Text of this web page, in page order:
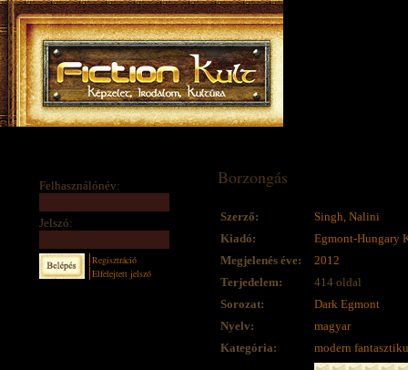
Felhasználónév:
Jelszó:
Regisztráció
Elfelejtett jelszó
Borzongás
Szerző:
Singh, Nalini
Kiadó:
Egmont-Hungary
Megjelenés éve:
2012
Terjedelem:
414 oldal
Sorozat:
Dark Egmont
Nyelv:
magyar
Kategória:
modern